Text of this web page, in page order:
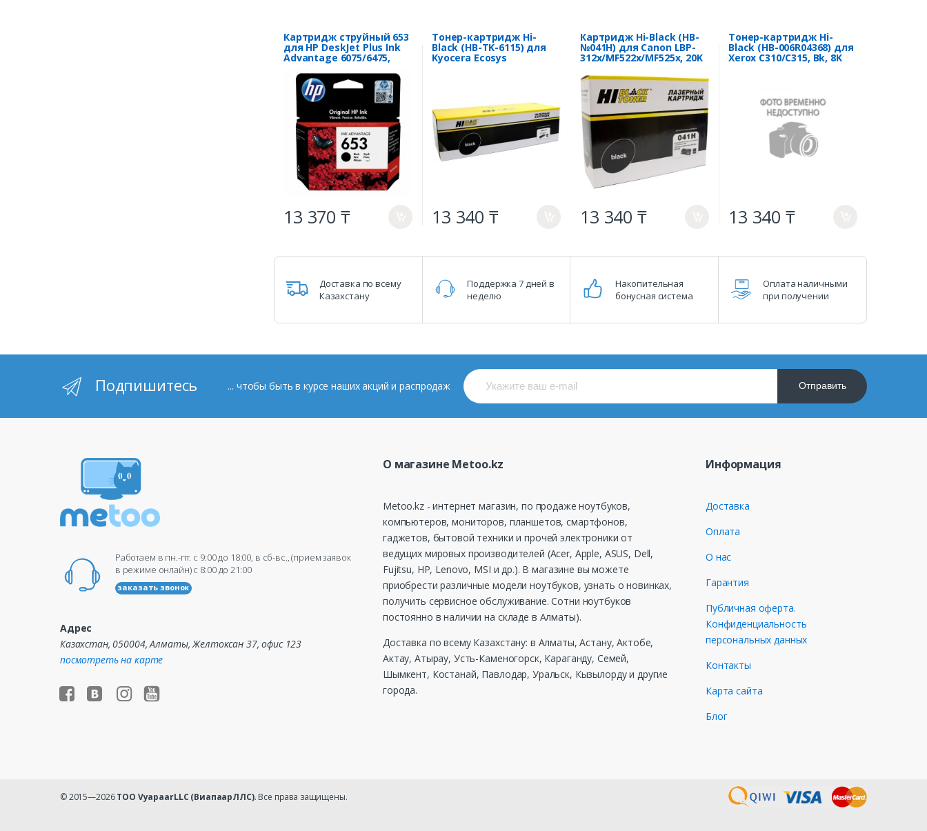
Картридж струйный 653
для HP DeskJet Plus Ink
Advantage 6075/6475,
360стр. (O) чёрный
3YM75AE
13 370 ₸
Тонер-картридж Hi-
Black (HB-TK-6115) для
Kyocera Ecosys
M4125idn/M4132idn, 15K
13 340 ₸
Картридж Hi-Black (HB-
№041H) для Canon LBP-
312x/MF522x/MF525x, 20K
13 340 ₸
Тонер-картридж Hi-
Black (HB-006R04368) для
Xerox C310/C315, Bk, 8K
13 340 ₸
Доставка по всему
Казахстану
Поддержка 7 дней в
неделю
Накопительная
бонусная система
Оплата наличными
при получении
Подпишитесь ... чтобы быть в курсе наших акций и распродаж Отправить
Работаем в пн.-пт. c 9:00 до 18:00, в сб-вс., (прием заявок
в режиме онлайн) c 8:00 до 21:00
заказать звонок
Адрес
Казахстан, 050004, Алматы, Желтоксан 37, офис 123
посмотреть на карте
О магазине Metoo.kz
Metoo.kz - интернет магазин, по продаже ноутбуков,
компьютеров, мониторов, планшетов, смартфонов,
гаджетов, бытовой техники и прочей электроники от
ведущих мировых производителей (Acer, Apple, ASUS, Dell,
Fujitsu, HP, Lenovo, MSI и др.). В магазине вы можете
приобрести различные модели ноутбуков, узнать о новинках,
получить сервисное обслуживание. Сотни ноутбуков
постоянно в наличии на складе в Алматы).
Доставка по всему Казахстану: в Алматы, Астану, Актобе,
Актау, Атырау, Усть-Каменогорск, Караганду, Семей,
Шымкент, Костанай, Павлодар, Уральск, Кызылорду и другие
города.
Информация
Доставка
Оплата
О нас
Гарантия
Публичная оферта.
Конфиденциальность
персональных данных
Контакты
Карта сайта
Блог
© 2015—2026ТОО VyapaarLLC (ВиапаарЛЛС). Все права защищены.